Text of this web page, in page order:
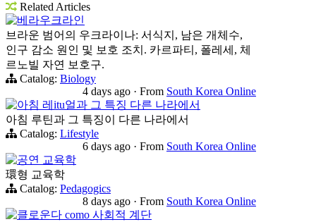
Related Articles
베라우크라인
브라운 범어의 우크라이나: 서식지, 남은 개체수,
인구 감소 원인 및 보호 조치. 카르파티, 폴레세, 체
르노빌 자연 보호구.
Catalog: Biology
4 days ago · From South Korea Online
아침 레itu얼과 그 특징 다른 나라에서
아침 루틴과 그 특징이 다른 나라에서
Catalog: Lifestyle
6 days ago · From South Korea Online
공연 교육학
環형 교육학
Catalog: Pedagogics
8 days ago · From South Korea Online
클로운다 como 사회적 계단